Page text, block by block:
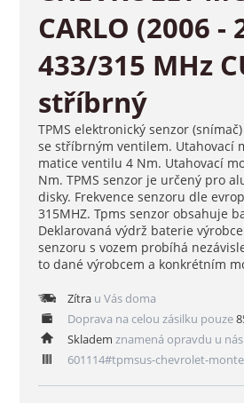
CARLO (2006 -
433/315 MHz
stříbrný
TPMS elektronický senzor
se stříbrným ventilem. Utahovací
matice ventilu 4 Nm. Utahovací
Nm. TPMS senzor je určený pro
disky. Frekvence senzoru dle
315MHZ. Tpms senzor obsahuje
Deklarovaná výdrž baterie
senzoru s vozem probíhá
to dané výrobcem a konkrétním
Zítrau Vás doma
Doprava na celou zásilku pouze
Skladem znamená opravdu u
601114#tpmsus-chevrolet-